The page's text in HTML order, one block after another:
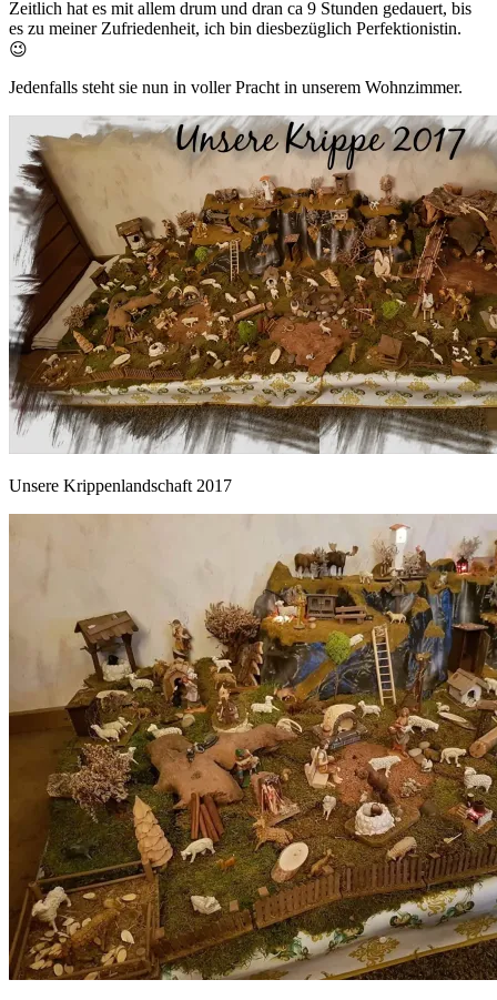
Zeitlich hat es mit allem drum und dran ca 9 Stunden gedauert, bis
es zu meiner Zufriedenheit, ich bin diesbezüglich Perfektionistin.
😉
Jedenfalls steht sie nun in voller Pracht in unserem Wohnzimmer.
Unsere Krippenlandschaft 2017